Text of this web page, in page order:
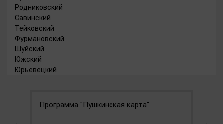
Родниковский
Савинский
Тейковский
Фурмановский
Шуйский
Южский
Юрьевецкий
Программа "Пушкинская карта"